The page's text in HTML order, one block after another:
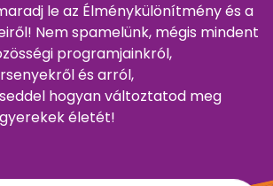
le az Élménykülönítmény és a
Nem spamelünk, mégis mindent
programjainkról,
és arról,
hogyan változtatod meg
életét!